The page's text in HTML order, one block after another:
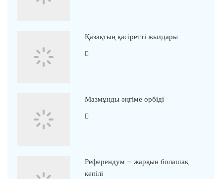
Қазақтың қасіретті жылдары
Мазмұнды әңгіме өрбіді
Референдум – жарқын болашақ
кепілі